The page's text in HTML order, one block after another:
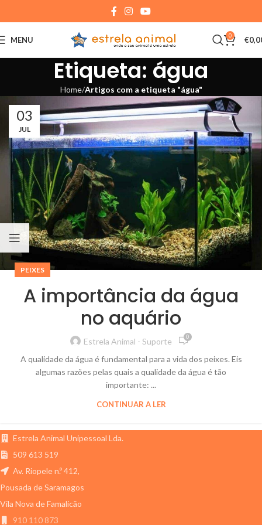
MENU 0 €
Etiqueta: água
Home Artigos com a etiqueta "água"
03
JUL
PEIXES
A importância da água
no aquário
Estrela Animal - Suporte 0
A qualidade da água é fundamental para a vida dos peixes. Eis
algumas razões pelas quais a qualidade da água é tão
importante: ...
CONTINUAR A LER
Estrela Animal Unipessoal Lda.
509 613 519
Av. Riopele n.º 412,
Pousada de Saramagos
Vila Nova de Famalicão
910 110 873